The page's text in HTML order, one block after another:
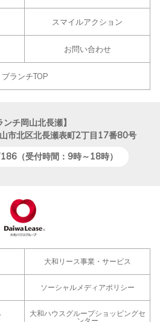
スマイルアクション
お問い合わせ
ブランチTOP
ンチ岡山北長瀬】
市北区北長瀬表町2丁目17番80号
（受付時間：9時～18時）
大和リース事業・サービス
ソーシャルメディアポリシー
大和ハウスグループショッピングセ